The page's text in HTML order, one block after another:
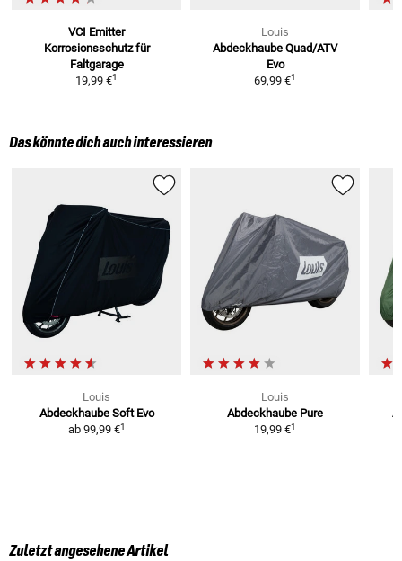
VCI Emitter
Korrosionsschutz für
Faltgarage
19,99 €1
Louis
Abdeckhaube Quad/ATV
Evo
69,99 €1
Das könnte dich auch interessieren
Louis
Abdeckhaube Soft Evo
ab 99,99 €1
Louis
Abdeckhaube Pure
19,99 €1
Zuletzt angesehene Artikel